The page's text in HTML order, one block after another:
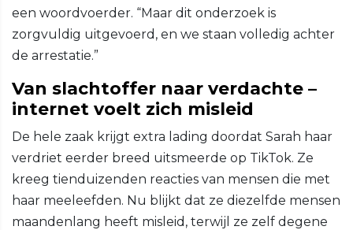
een woordvoerder. “Maar dit onderzoek is
zorgvuldig uitgevoerd, en we staan volledig achter
de arrestatie.”
Van slachtoffer naar verdachte –
internet voelt zich misleid
De hele zaak krijgt extra lading doordat Sarah haar
verdriet eerder breed uitsmeerde op TikTok. Ze
kreeg tienduizenden reacties van mensen die met
haar meeleefden. Nu blijkt dat ze diezelfde mensen
maandenlang heeft misleid, terwijl ze zelf degene